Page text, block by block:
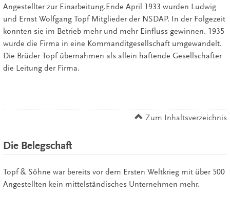
Angestellter zur Einarbeitung.Ende April 1933 wurden Ludwig
und Ernst Wolfgang Topf Mitglieder der NSDAP. In der Folgezeit
konnten sie im Betrieb mehr und mehr Einfluss gewinnen. 1935
wurde die Firma in eine Kommanditgesellschaft umgewandelt.
Die Brüder Topf übernahmen als allein haftende Gesellschafter
die Leitung der Firma.
Zum Inhaltsverzeichnis
Die Belegschaft
Topf & Söhne war bereits vor dem Ersten Weltkrieg mit über 500
Angestellten kein mittelständisches Unternehmen mehr.